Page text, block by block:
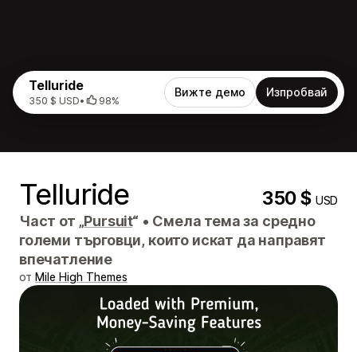
Telluride
350 $ USD• 98%
Вижте демо Изпробвай
Telluride 350 $USD
Част от „Pursuit“ • Смела тема за средно
големи търговци, които искат да направят
впечатление
от Mile High Themes